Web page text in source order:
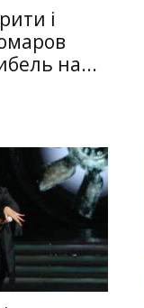
і
на...